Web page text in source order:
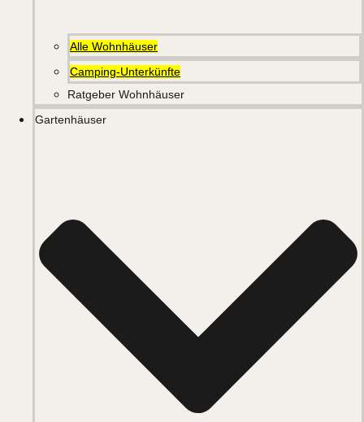
Alle Wohnhäuser
Camping-Unterkünfte
Ratgeber Wohnhäuser
Gartenhäuser